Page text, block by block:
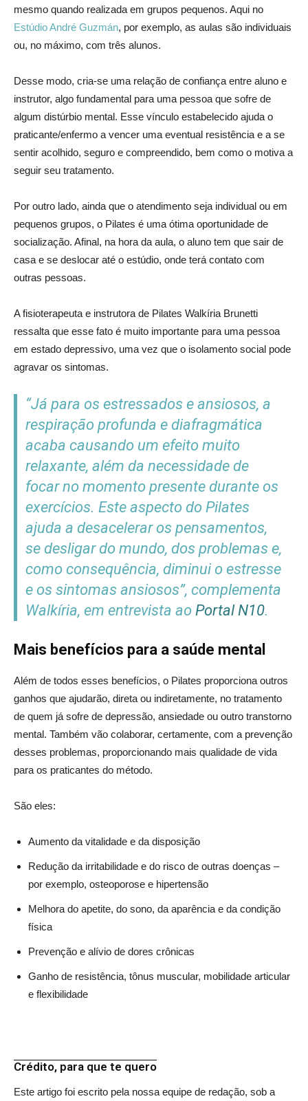
mesmo quando realizada em grupos pequenos. Aqui no
Estúdio André Guzmán, por exemplo, as aulas são individuais
ou, no máximo, com três alunos.
Desse modo, cria-se uma relação de confiança entre aluno e
instrutor, algo fundamental para uma pessoa que sofre de
algum distúrbio mental. Esse vínculo estabelecido ajuda o
praticante/enfermo a vencer uma eventual resistência e a se
sentir acolhido, seguro e compreendido, bem como o motiva a
seguir seu tratamento.
Por outro lado, ainda que o atendimento seja individual ou em
pequenos grupos, o Pilates é uma ótima oportunidade de
socialização. Afinal, na hora da aula, o aluno tem que sair de
casa e se deslocar até o estúdio, onde terá contato com
outras pessoas.
A fisioterapeuta e instrutora de Pilates Walkíria Brunetti
ressalta que esse fato é muito importante para uma pessoa
em estado depressivo, uma vez que o isolamento social pode
agravar os sintomas.
“Já para os estressados e ansiosos, a
respiração profunda e diafragmática
acaba causando um efeito muito
relaxante, além da necessidade de
focar no momento presente durante os
exercícios. Este aspecto do Pilates
ajuda a desacelerar os pensamentos,
se desligar do mundo, dos problemas e,
como consequência, diminui o estresse
e os sintomas ansiosos”, complementa
Walkíria, em entrevista aoPortal N10.
Mais benefícios para a saúde mental
Além de todos esses benefícios, o Pilates proporciona outros
ganhos que ajudarão, direta ou indiretamente, no tratamento
de quem já sofre de depressão, ansiedade ou outro transtorno
mental. Também vão colaborar, certamente, com a prevenção
desses problemas, proporcionando mais qualidade de vida
para os praticantes do método.
São eles:
Aumento da vitalidade e da disposição
Redução da irritabilidade e do risco de outras doenças –
por exemplo, osteoporose e hipertensão
Melhora do apetite, do sono, da aparência e da condição
física
Prevenção e alívio de dores crônicas
Ganho de resistência, tônus muscular, mobilidade articular
e flexibilidade
Crédito, para que te quero
Este artigo foi escrito pela nossa equipe de redação, sob a